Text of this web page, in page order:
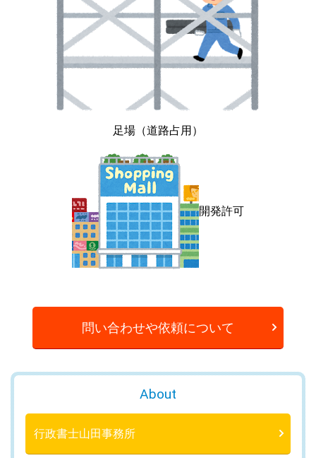
足場（道路占用）
開発許可
問い合わせや依頼について
About
行政書士山田事務所